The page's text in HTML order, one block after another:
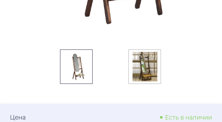
Цена Есть в наличии